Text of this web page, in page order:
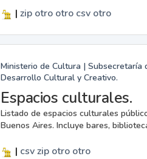
| zip otro otro csv otro
Ministerio de Cultura | Subsecretaría
Desarrollo Cultural y Creativo.
Espacios culturales.
Listado de espacios culturales
Buenos Aires. Incluye bares,
| csvzip otro otro